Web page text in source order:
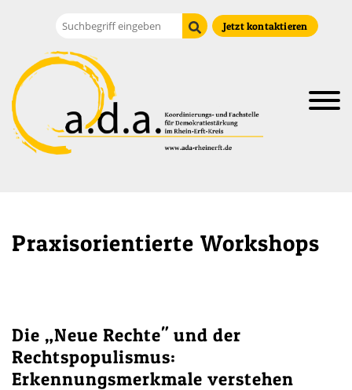
Zum Hauptinhalt der Seite
Suche Suche starten
Jetzt kontaktieren
Praxisorientierte Workshops
Die „Neue Rechte" und der
Rechtspopulismus:
Erkennungsmerkmale verstehen